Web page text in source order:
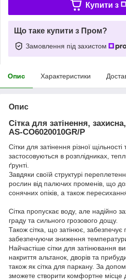
Купити з
Що таке купити з Пром?
Замовлення під захистом
Опис Характеристики
Опис
Сітка для затінення,
AS-CO6020010GR/P
Сітки для затінення різної
застосовуються в розплідниках,
ґрунті.
Завдяки своїй структурі
рослин від палючих променів, що
сонячних опіків, а також
Сітка пропускає воду, але надійно
граду та сильного грозового дощу.
Також сітка, що затінює, забезпечує
забезпечуючи зниження
Найчастіше сітки для затінювання
накриття альтанок, дворів та
також як сітка для паркану. За
зможете створити комфортне місце